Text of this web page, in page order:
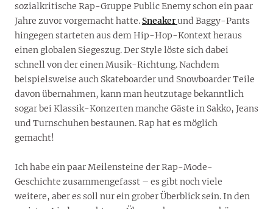
sozialkritische Rap-Gruppe Public Enemy schon ein paar
Jahre zuvor vorgemacht hatte. Sneakerund Baggy-Pants
hingegen starteten aus dem Hip-Hop-Kontext heraus
einen globalen Siegeszug. Der Style löste sich dabei
schnell von der einen Musik-Richtung. Nachdem
beispielsweise auch Skateboarder und Snowboarder Teile
davon übernahmen, kann man heutzutage bekanntlich
sogar bei Klassik-Konzerten manche Gäste in Sakko, Jeans
und Turnschuhen bestaunen. Rap hat es möglich
gemacht!
Ich habe ein paar Meilensteine der Rap-Mode-
Geschichte zusammengefasst – es gibt noch viele
weitere, aber es soll nur ein grober Überblick sein. In den